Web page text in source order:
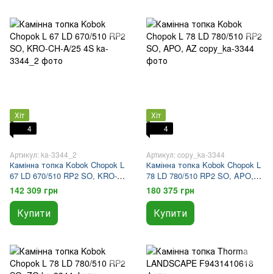
Хіт
4
Артикул: ka-3344_2
Камінна топка Kobok Chopok L
67 LD 670/510 RP2 SO, KRO-
CH-A/25 4S
142 309 грн
Купити
Хіт
4
Артикул: copy_ka-3344
Камінна топка Kobok Chopok L
78 LD 780/510 RP2 SO, APO,
AZ
180 375 грн
Купити